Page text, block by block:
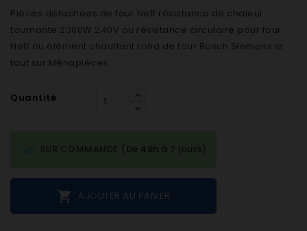
Pièces détachées de four Neff résistance de chaleur
tournante 2300W 240V ou résistance circulaire pour four
Neff ou élément chauffant rond de four Bosch Siemens le
tout sur Ménapièces
Quantité
 AJOUTER AU PANIER
SUR COMMANDE (De 48h à 7 jours)